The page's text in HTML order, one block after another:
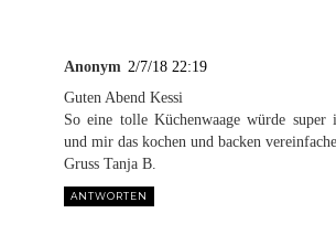
Anonym 2/7/18 22:19
Guten Abend Kessi
So eine tolle Küchenwaage würde super
und mir das kochen und backen
Gruss Tanja B.
ANTWORTEN